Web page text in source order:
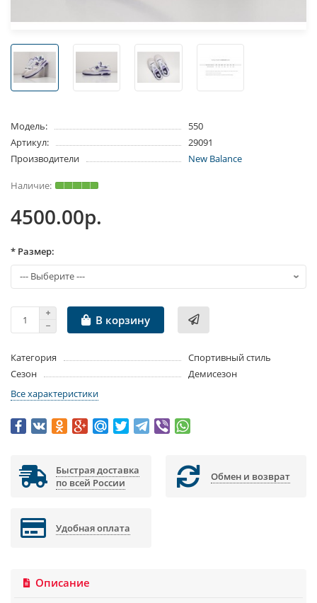
Модель:
550
Артикул:
29091
Производители
New Balance
4500.00р.
* Размер:
В корзину
Категория
Спортивный стиль
Сезон
Демисезон
Все характеристики
Быстрая доставка
по всей России
Обмен и возврат
Удобная оплата
Описание